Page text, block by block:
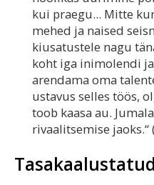
kui praegu... Mitte
mehed ja naised
kiusatustele nagu
koht iga inimolendi
arendama oma
ustavus selles töös,
toob kaasa au.
rivaalitsemise jaoks.“